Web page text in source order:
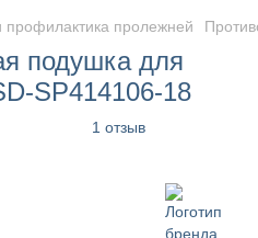
профилактика пролежней
подушка для
SP414106-18
1 отзыв